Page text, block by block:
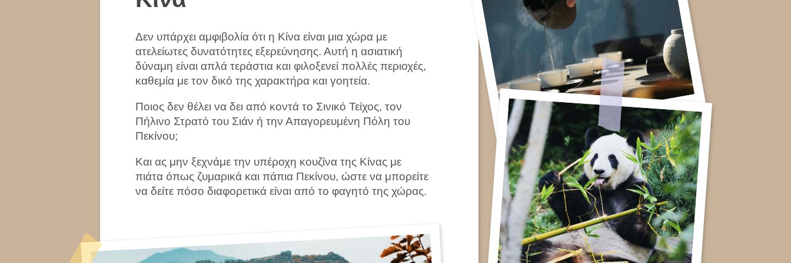
Δεν υπάρχει αμφιβολία ότι η Κίνα είναι μια χώρα με
ατελείωτες δυνατότητες εξερεύνησης. Αυτή η ασιατική
δύναμη είναι απλά τεράστια και φιλοξενεί πολλές περιοχές,
καθεμία με τον δικό της χαρακτήρα και γοητεία.
Ποιος δεν θέλει να δει από κοντά το Σινικό Τείχος, τον
Πήλινο Στρατό του Σιάν ή την Απαγορευμένη Πόλη του
Πεκίνου;
Και ας μην ξεχνάμε την υπέροχη κουζίνα της Κίνας με
πιάτα όπως ζυμαρικά και πάπια Πεκίνου, ώστε να μπορείτε
να δείτε πόσο διαφορετικά είναι από το φαγητό της χώρας.